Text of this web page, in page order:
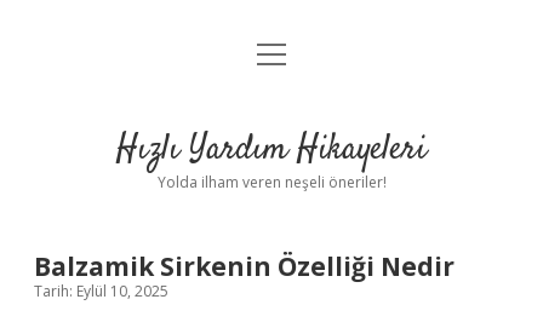
Anasayfa
Yasal Uyarı
menüyü
Hızlı Yardım Hikayeleri
Yolda ilham veren neşeli öneriler!
Balzamik Sirkenin Özelliği Nedir
Tarih: Eylül 10, 2025